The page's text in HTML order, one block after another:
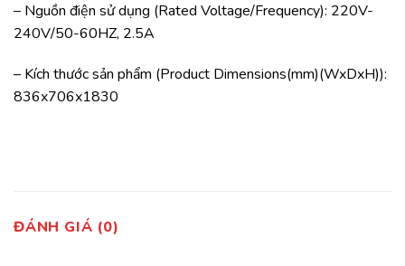
– Nguồn điện sử dụng (Rated Voltage/Frequency): 220V-
240V/50-60HZ, 2.5A
– Kích thước sản phẩm (Product Dimensions(mm)(WxDxH)):
836x706x1830
ĐÁNH GIÁ (0)